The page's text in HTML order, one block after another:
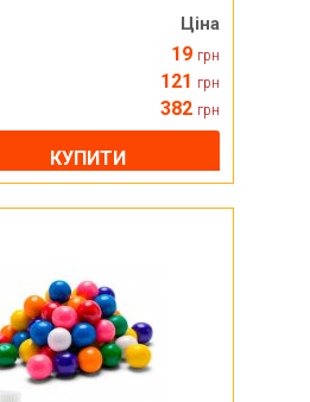
Ціна
19 грн
121 грн
382 грн
КУПИТИ